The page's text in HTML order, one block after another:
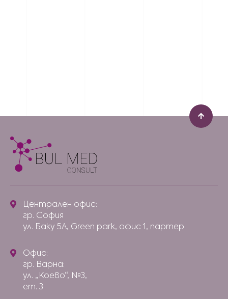
Централен офис:
гр. София
ул. Баку 5А, Green park, офис 1, партер
Офис:
гр. Варна:
ул. „Коево“, №3,
ет. 3